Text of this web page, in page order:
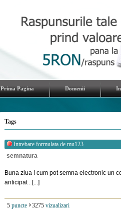
Prima Pagina Domenii
Tags
Intrebare formulata de mu123
semnatura
Buna ziua ! cum pot semna electronic un
anticipat . [...]
5 puncte 3275 vizualizari